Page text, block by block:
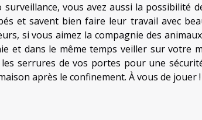
vous avez aussi la possibilité
et savent bien faire leur travail avec
si vous aimez la compagnie des
et dans le même temps veiller sur votre
serrures de vos portes pour une
après le confinement. À vous de jouer !